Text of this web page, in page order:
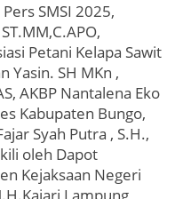
SMSI 2025,
Petani Kelapa Sawit
Yasin. SH MKn ,
AKBP Nantalena Eko
Kabupaten Bungo,
Syah Putra , S.H.,
oleh Dapot
Kejaksaan Negeri